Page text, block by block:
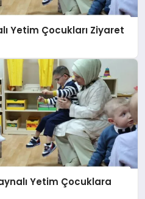
Yetim Çocukları Ziyaret
Yetim Çocuklara